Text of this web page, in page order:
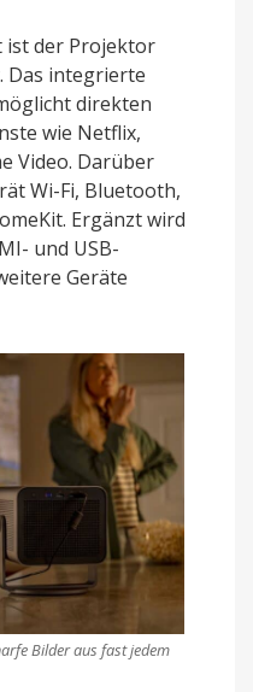
ist der Projektor
Das integrierte
direkten
wie Netflix,
Video. Darüber
Wi-Fi, Bluetooth,
Ergänzt wird
und USB-
Geräte
Bilder aus fast jedem